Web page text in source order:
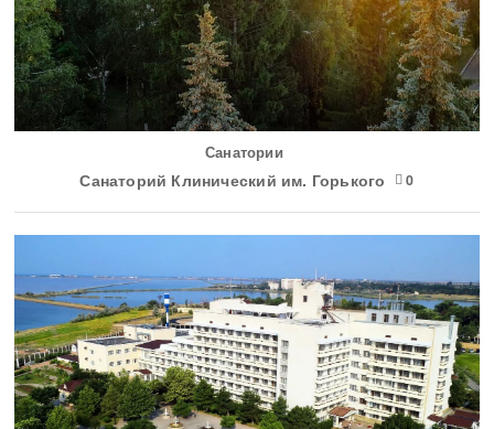
Санатории
Санаторий Клинический им. Горького 0